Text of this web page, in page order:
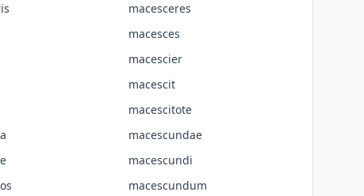
macesceres
macesces
macescier
macescit
macescitote
macescundae
macescundi
macescundum